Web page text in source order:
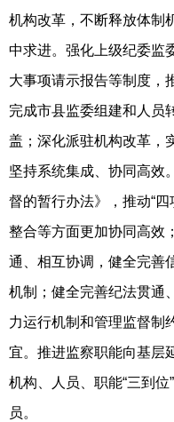
机构改革，不断释放体制
中求进。强化上级纪委监
大事项请示报告等制度，
完成市县监委组建和人员
盖；深化派驻机构改革，
坚持系统集成、协同高效
督的暂行办法》，推动“
整合等方面更加协同高效
通、相互协调，健全完善
机制；健全完善纪法贯通
力运行机制和管理监督制
宜。推进监察职能向基层
机构、人员、职能“三到
员。